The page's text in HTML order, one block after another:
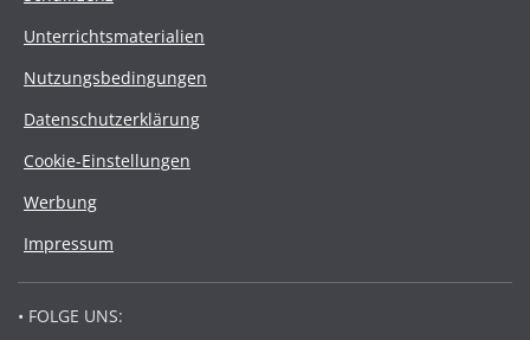
Unterrichtsmaterialien
Nutzungsbedingungen
Datenschutzerklärung
Cookie-Einstellungen
Werbung
Impressum
• FOLGE UNS: